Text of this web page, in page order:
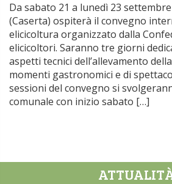
Da sabato 21 a lunedì 23
(Caserta) ospiterà il convegno
elicicoltura organizzato dalla
elicicoltori. Saranno tre giorni
aspetti tecnici dell’allevamento
momenti gastronomici e di
sessioni del convegno si
comunale con inizio sabato […]